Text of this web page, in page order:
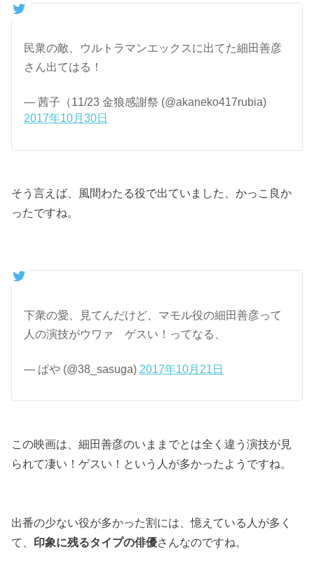
民衆の敵、ウルトラマンエックスに出てた細田善彦
さん出てはる！
— 茜子（11/23 金狼感謝祭 (@akaneko417rubia)
2017年10月30日
そう言えば、風間わたる役で出ていました、かっこ良か
ったですね。
下衆の愛、見てんだけど、マモル役の細田善彦って
人の演技がウワァ ゲスい！ってなる、
— ぱや (@38_sasuga) 2017年10月21日
この映画は、細田善彦のいままでとは全く違う演技が見
られて凄い！ゲスい！という人が多かったようですね。
出番の少ない役が多かった割には、憶えている人が多く
て、 印象に残るタイプの俳優さんなのですね。